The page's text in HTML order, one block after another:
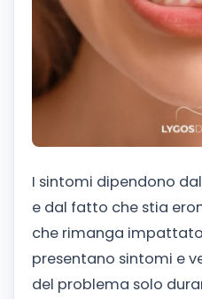
I sintomi dipendono
e dal fatto che stia
che rimanga
presentano sintomi e
del problema solo